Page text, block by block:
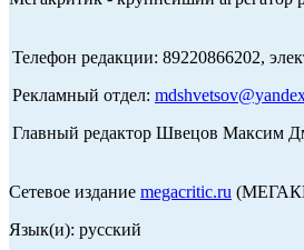
Телефон редакции: 89220866202,
Рекламный отдел:
Главный редактор Швецов Максим
Сетевое издание megacritic.ru
Язык(и): русский